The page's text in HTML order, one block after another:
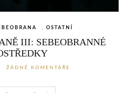
OSTATNÍ
III: SEBEOBRANNÉ
ŽÁDNÉ KOMENTÁŘE